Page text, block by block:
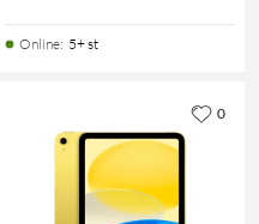
Online: 5+ st
0